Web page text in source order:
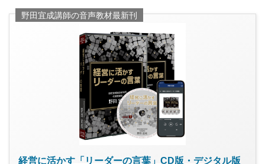
野田宜成講師の音声教材最新刊
経営に活かす「リーダーの言葉」CD版・デジタル版